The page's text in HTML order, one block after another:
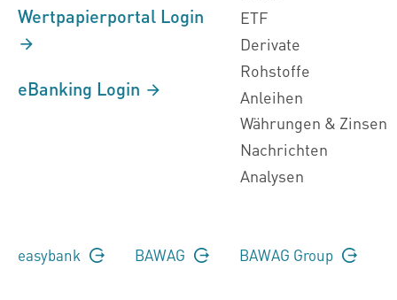
Wertpapierportal Login
eBanking Login
ETF
Derivate
Rohstoffe
Anleihen
Währungen & Zinsen
Nachrichten
Analysen
easybank BAWAG BAWAG Group